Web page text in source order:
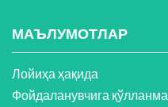
МАЪЛУМОТЛАР
Лойиҳа ҳақида
Фойдаланувчига қўлланма